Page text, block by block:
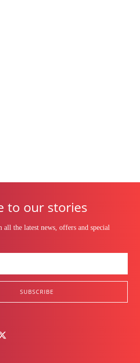
to our stories
all the latest news, offers and special
SUBSCRIBE